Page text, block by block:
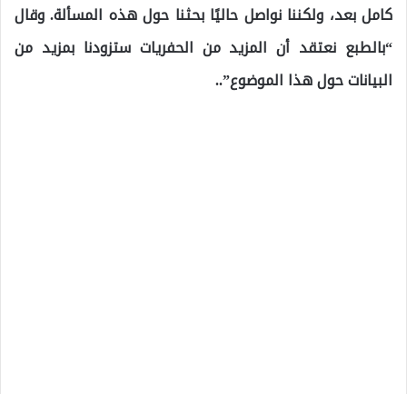
كامل بعد، ولكننا نواصل حاليًا بحثنا حول هذه المسألة. وقال
“بالطبع نعتقد أن المزيد من الحفريات ستزودنا بمزيد من
البيانات حول هذا الموضوع”..